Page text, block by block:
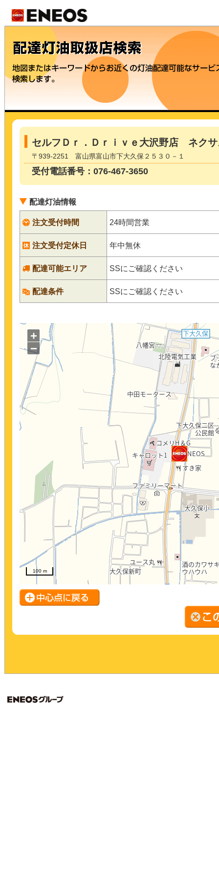
セルフＤｒ．Ｄｒｉｖｅ大沢野店 ネク
〒939-2251 富山県富山市下大久保２５３０－１
受付電話番号：076-467-3650
配達灯油情報
注文受付時間 24時間営業
注文受付定休日 年中無休
配達可能エリア SSにご確認ください
配達条件 SSにご確認ください
+
−
100 m